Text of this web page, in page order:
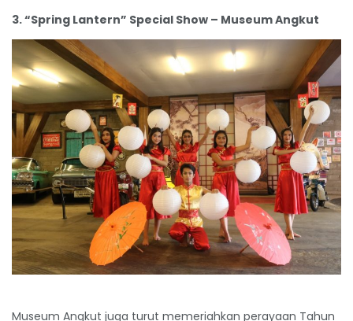
3. “Spring Lantern” Special Show – Museum Angkut
Museum Angkut juga turut memeriahkan perayaan Tahun